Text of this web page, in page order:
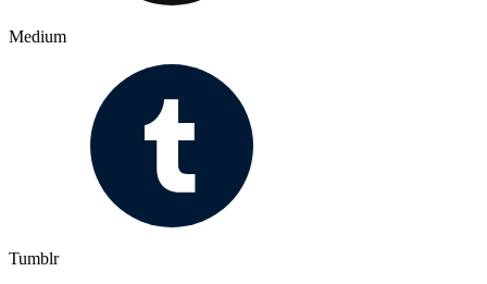
Medium
Tumblr